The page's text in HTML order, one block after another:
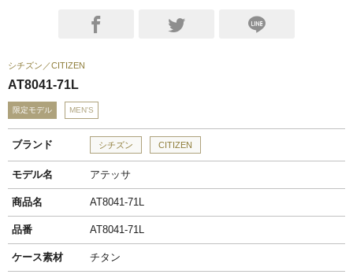
シチズン CITIZEN
AT8041-71L
限定モデル MEN'S
ブランド シチズン CITIZEN
モデル名 アテッサ
商品名 AT8041-71L
品番 AT8041-71L
ケース素材 チタン